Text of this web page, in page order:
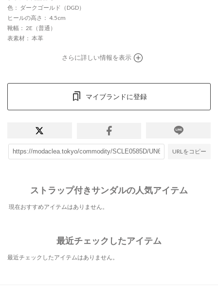
色 ： ダークゴールド（DGD）
ヒールの高さ ： 4.5cm
靴幅 ： 2E（普通）
表素材 ： 本革
さらに詳しい情報を表示
マイブランドに登録
URLをコピー
ストラップ付きサンダルの人気アイテム
現在おすすめアイテムはありません。
最近チェックしたアイテム
最近チェックしたアイテムはありません。